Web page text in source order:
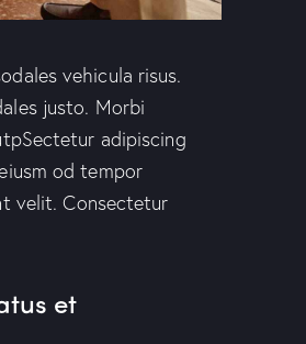
vehicula risus.
justo. Morbi
adipiscing
od tempor
velit. Consectetur
et